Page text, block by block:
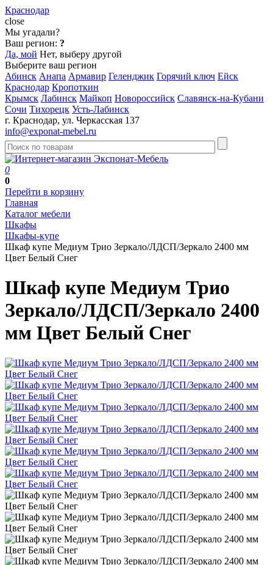
Краснодар
close
Мы угадали?
Ваш регион: ?
Да, мой Нет, выберу другой
Выберите ваш регион
Абинск Анапа Армавир Геленджик Горячий ключ Ейск
Краснодар Кропоткин
Крымск Лабинск Майкоп Новороссийск Славянск-на-Кубани
Сочи Тихорецк Усть-Лабинск
г. Краснодар, ул. Черкасская 137
info@exponat-mebel.ru
0
0
Перейти в корзину
Главная
Каталог мебели
Шкафы
Шкафы-купе
Шкаф купе Медиум Трио Зеркало/ЛДСП/Зеркало 2400 мм
Цвет Белый Снег
Шкаф купе Медиум Трио
Зеркало/ЛДСП/Зеркало 2400
мм Цвет Белый Снег